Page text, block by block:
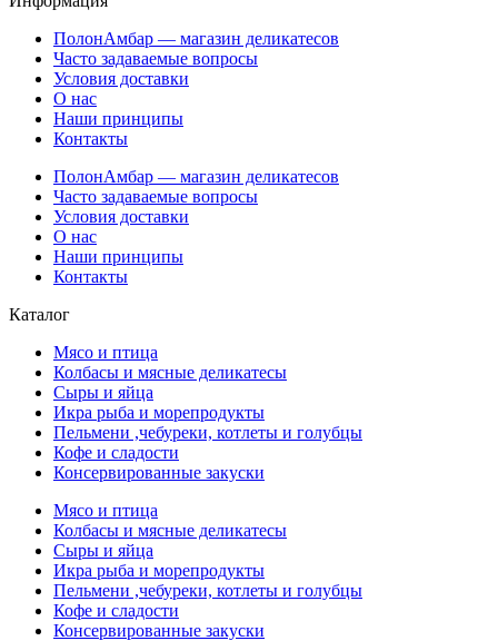
ПолонАмбар — магазин деликатесов
Часто задаваемые вопросы
Условия доставки
О нас
Наши принципы
Контакты
ПолонАмбар — магазин деликатесов
Часто задаваемые вопросы
Условия доставки
О нас
Наши принципы
Контакты
Каталог
Мясо и птица
Колбасы и мясные деликатесы
Сыры и яйца
Икра рыба и морепродукты
Пельмени ,чебуреки, котлеты и голубцы
Кофе и сладости
Консервированные закуски
Мясо и птица
Колбасы и мясные деликатесы
Сыры и яйца
Икра рыба и морепродукты
Пельмени ,чебуреки, котлеты и голубцы
Кофе и сладости
Консервированные закуски